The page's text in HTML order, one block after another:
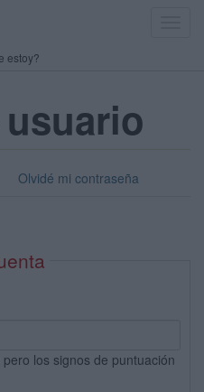
estoy?
Olvidé mi contraseña
los signos de puntuación